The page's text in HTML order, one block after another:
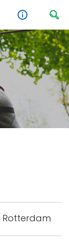
Rotterdam